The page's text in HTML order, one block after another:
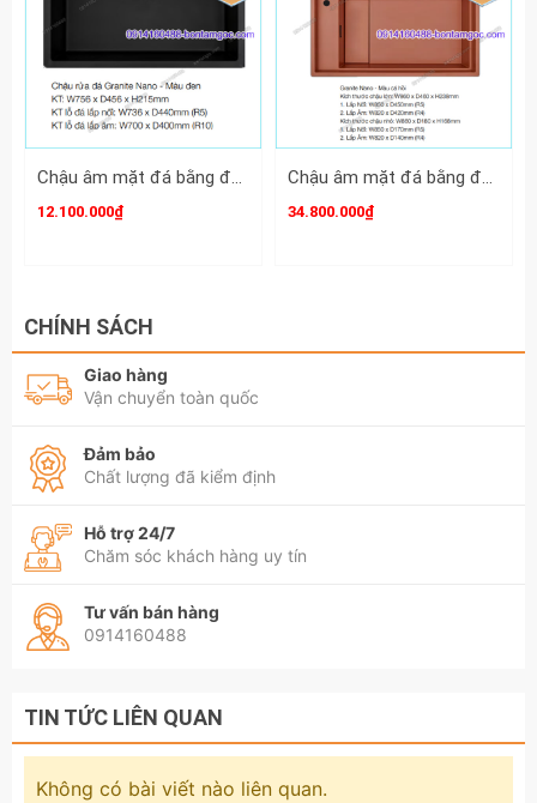
Chậu âm mặt đá bằng đá granite màu ĐEN 86X51 cm 1 hộc Malloca KAG-ZEN-K13040
12.100.000₫
Chậu âm mặt đá bằng đá granite màu cá hồi 1 hộc Malloca KAG-MYST-K83S-K83L
34.800.000₫
CHÍNH SÁCH
Giao hàng
Vận chuyển toàn quốc
Đảm bảo
Chất lượng đã kiểm định
Hỗ trợ 24/7
Chăm sóc khách hàng uy tín
Tư vấn bán hàng
0914160488
TIN TỨC LIÊN QUAN
Không có bài viết nào liên quan.